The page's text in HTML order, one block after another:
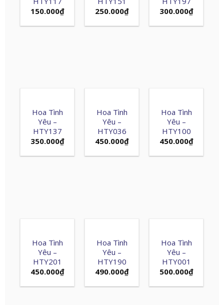
150.000₫
250.000₫
300.000₫
Hoa Tình
Yêu –
HTY137
350.000₫
Hoa Tình
Yêu –
HTY036
450.000₫
Hoa Tình
Yêu –
HTY100
450.000₫
Hoa Tình
Yêu –
HTY201
450.000₫
Hoa Tình
Yêu –
HTY190
490.000₫
Hoa Tình
Yêu –
HTY001
500.000₫